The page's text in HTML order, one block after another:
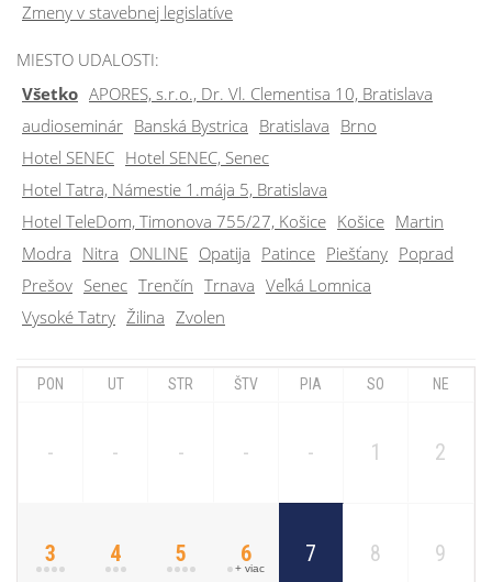
Zmeny v stavebnej legislatíve
MIESTO UDALOSTI:
Všetko APORES, s.r.o., Dr. Vl. Clementisa 10, Bratislava
audioseminár Banská Bystrica Bratislava Brno
Hotel SENEC Hotel SENEC, Senec
Hotel Tatra, Námestie 1.mája 5, Bratislava
Hotel TeleDom, Timonova 755/27, Košice Košice Martin
Modra Nitra ONLINE Opatija Patince Piešťany Poprad
Prešov Senec Trenčín Trnava Veľká Lomnica
Vysoké Tatry Žilina Zvolen
PON UT STR ŠTV PIA SO NE
- - - - - 1 2
3 4 5 6
+ viac
7 8 9